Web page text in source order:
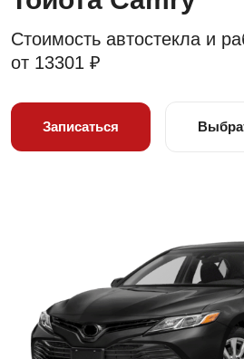
Стоимость автостекла и
от 13301 ₽
Записаться